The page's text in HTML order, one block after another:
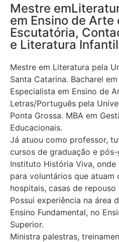
Mestre
em Ensino de Arte
Escutatória,
e Literatura
Mestre em Literatura pela
Santa Catarina. Bacharel
Especialista em Ensino de
Letras/Português pela
Ponta Grossa. MBA em
Educacionais.
Já atuou como professor,
cursos de graduação e
Instituto História Viva,
para voluntários que atuam
hospitais, casas de
Possui experiência na área
Ensino Fundamental, no
Superior.
Ministra palestras,